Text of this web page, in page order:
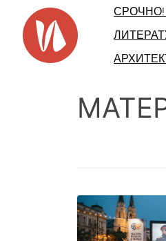
content